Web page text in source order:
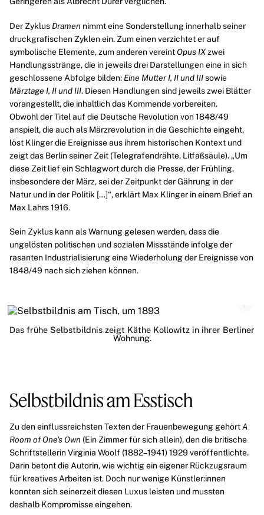
Der Zyklus Dramen nimmt eine Sonderstellung innerhalb seiner
druckgrafischen Zyklen ein. Zum einen verzichtet er auf
symbolische Elemente, zum anderen vereintOpus IXzwei
Handlungsstränge, die in jeweils drei Darstellungen eine in sich
geschlossene Abfolge bilden: Eine Mutter I, II und IIIsowie
Märztage I, II und III. Diesen Handlungen sind jeweils zwei Blätter
vorangestellt, die inhaltlich das Kommende vorbereiten.
Obwohl der Titel auf die Deutsche Revolution von 1848/49
anspielt, die auch als Märzrevolution in die Geschichte eingeht,
löst Klinger die Ereignisse aus ihrem historischen Kontext und
zeigt das Berlin seiner Zeit (Telegrafendrähte, Litfaßsäule). „Um
diese Zeit lief ein Schlagwort durch die Presse, der Frühling,
insbesondere der März, sei der Zeitpunkt der Gährung in der
Natur und in der Politik […]“, erklärt Max Klinger in einem Brief an
Max Lahrs 1916.
Sein Zyklus kann als Warnung gelesen werden, dass die
ungelösten politischen und sozialen Missstände infolge der
rasanten Industrialisierung eine Wiederholung der Ereignisse von
1848/49 nach sich ziehen können.
Das frühe Selbstbildnis zeigt Käthe Kollowitz in ihrer Berliner
Wohnung.
Selbstbildnis am Esstisch
Zu den einflussreichsten Texten der Frauenbewegung gehörtA
Room of One's Own (Ein Zimmer für sich allein), den die britische
Schriftstellerin Virginia Woolf (1882–1941) 1929 veröffentlichte.
Darin betont die Autorin, wie wichtig ein eigener Rückzugsraum
für kreatives Arbeiten ist. Doch nur wenige Künstler:innen
konnten sich seinerzeit diesen Luxus leisten und mussten
deshalb Kompromisse eingehen.